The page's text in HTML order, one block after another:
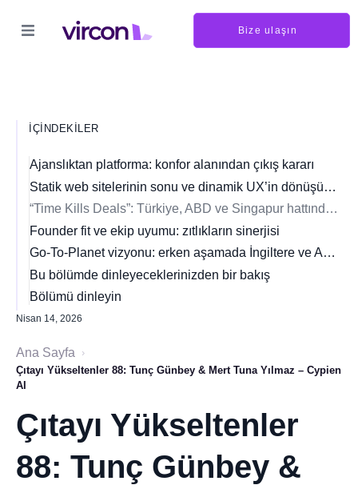
Bize ulaşın
İÇINDEKILER
Ajanslıktan platforma: konfor alanından çıkış kararı
Statik web sitelerinin sonu ve dinamik UX’in dönüşüm gücü
“Time Kills Deals”: Türkiye, ABD ve Singapur hattında yatırım macerası
Founder fit ve ekip uyumu: zıtlıkların sinerjisi
Go-To-Planet vizyonu: erken aşamada İngiltere ve ABD’ye giriş
Bu bölümde dinleyeceklerinizden bir bakış
Bölümü dinleyin
Nisan 14, 2026
Ana Sayfa
›
Çıtayı Yükseltenler 88: Tunç Günbey & Mert Tuna Yılmaz – Cypien
AI
Çıtayı Yükseltenler
88: Tunç Günbey &